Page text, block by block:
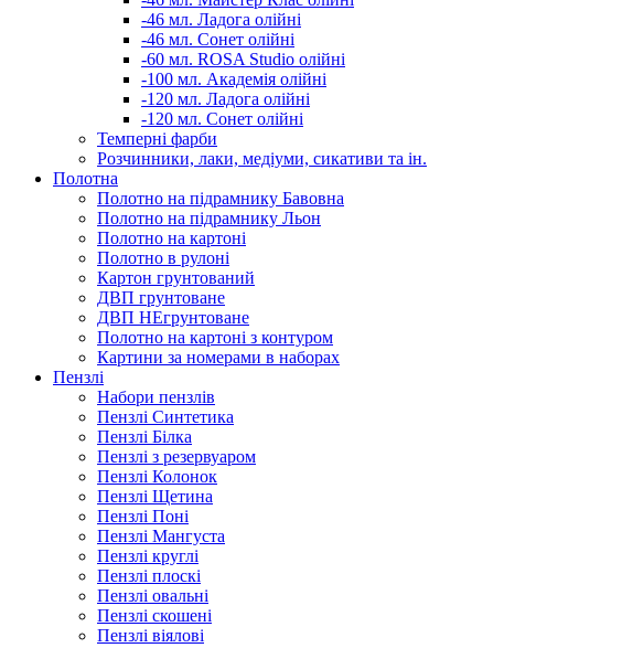
-46 мл. Ладога олійні
-46 мл. Сонет олійні
-60 мл. ROSA Studio олійні
-100 мл. Академія олійні
-120 мл. Ладога олійні
-120 мл. Сонет олійні
Темперні фарби
Розчинники, лаки, медіуми, сикативи та ін.
Полотна
Полотно на підрамнику Бавовна
Полотно на підрамнику Льон
Полотно на картоні
Полотно в рулоні
Картон грунтований
ДВП грунтоване
ДВП НЕгрунтоване
Полотно на картоні з контуром
Картини за номерами в наборах
Пензлі
Набори пензлів
Пензлі Синтетика
Пензлі Білка
Пензлі з резервуаром
Пензлі Колонок
Пензлі Щетина
Пензлі Поні
Пензлі Мангуста
Пензлі круглі
Пензлі плоскі
Пензлі овальні
Пензлі скошені
Пензлі віялові